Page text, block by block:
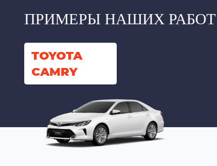
ПРИМЕРЫ НАШИХ РАБОТ
TOYOTA
CAMRY